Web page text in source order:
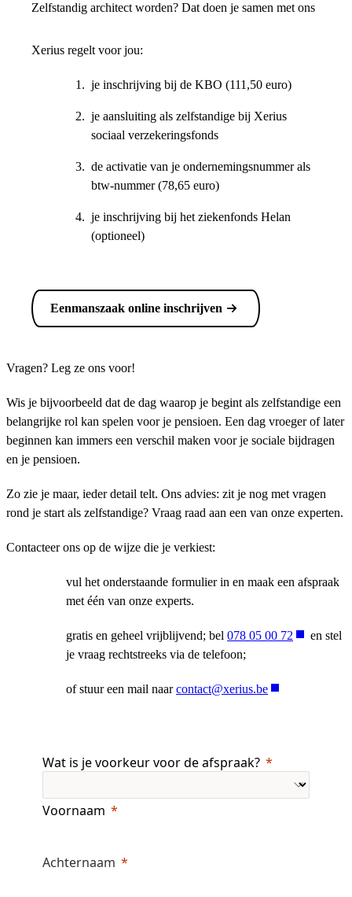
Zelfstandig architect worden? Dat doen je samen met ons
Xerius regelt voor jou:
je inschrijving bij de KBO (111,50 euro)
je aansluiting als zelfstandige bij Xerius
sociaal verzekeringsfonds
de activatie van je ondernemingsnummer als
btw-nummer (78,65 euro)
je inschrijving bij het ziekenfonds Helan
(optioneel)
Eenmanszaak online inschrijven
Vragen? Leg ze ons voor!
Wis je bijvoorbeeld dat de dag waarop je begint als zelfstandige een
belangrijke rol kan spelen voor je pensioen. Een dag vroeger of later
beginnen kan immers een verschil maken voor je sociale bijdragen
en je pensioen.
Zo zie je maar, ieder detail telt. Ons advies: zit je nog met vragen
rond je start als zelfstandige? Vraag raad aan een van onze experten.
Contacteer ons op de wijze die je verkiest:
vul het onderstaande formulier in en maak een afspraak
met één van onze experts.
gratis en geheel vrijblijvend; bel 078 05 00 72
en stel
je vraag rechtstreeks via de telefoon;
of stuur een mail naarcontact@xerius.be
Wat is je voorkeur voor de afspraak?
Voornaam
Achternaam